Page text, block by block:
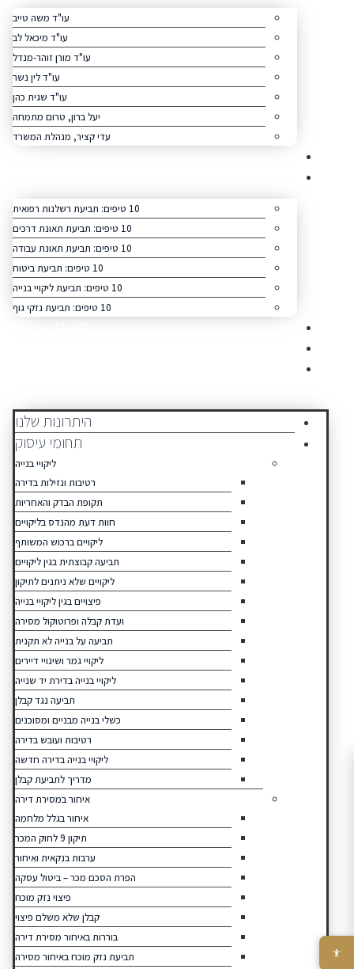
עו"ד משה טייב
עו"ד מיכאל לב
עו"ד מורן זוהר-מנדל
עו"ד לין נשר
עו"ד שגית כהן
יעל ברון, טרום מתמחה
עדי קציר, מנהלת המשרד
10 טיפים: תביעת רשלנות רפואית
10 טיפים: תביעת תאונת דרכים
10 טיפים: תביעת תאונת עבודה
10 טיפים: תביעת ביטוח
10 טיפים: תביעת ליקויי בנייה
10 טיפים: תביעת נזקי גוף
היתרונות שלנו
תחומי עיסוק
ליקויי בנייה
רטיבות ונזילות בדירה
תקופת הבדק והאחריות
חוות דעת מהנדס בליקויים
ליקויים ברכוש המשותף
תביעה קבוצתית בגין ליקויים
ליקויים שלא ניתנים לתיקון
פיצויים בגין ליקויי בנייה
ועדת קבלה ופרוטוקול מסירה
תביעה על בנייה לא תקנית
ליקויי גמר ושינויי דיירים
ליקויי בנייה בדירת יד שנייה
תביעה נגד קבלן
כשלי בנייה מבניים ומסוכנים
רטיבות ועובש בדירה
ליקויי בנייה בדירה חדשה
מדריך לתביעת קבלן
איחור במסירת דירה
איחור בגלל מלחמה
תיקון 9 לחוק המכר
ערבות בנקאית ואיחור
הפרת הסכם מכר – ביטול עסקה
פיצוי נזק מוכח
קבלן שלא משלם פיצוי
בוררות באיחור מסירת דירה
תביעת נזק מוכח באיחור מסירה